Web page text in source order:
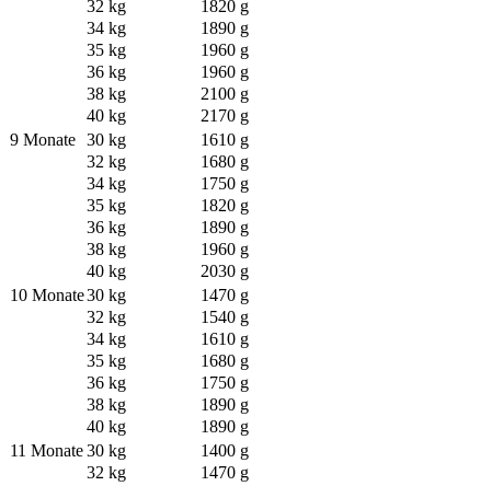
32 kg
1820 g
34 kg
1890 g
35 kg
1960 g
36 kg
1960 g
38 kg
2100 g
40 kg
2170 g
9 Monate 30 kg
1610 g
32 kg
1680 g
34 kg
1750 g
35 kg
1820 g
36 kg
1890 g
38 kg
1960 g
40 kg
2030 g
10 Monate30 kg
1470 g
32 kg
1540 g
34 kg
1610 g
35 kg
1680 g
36 kg
1750 g
38 kg
1890 g
40 kg
1890 g
11 Monate30 kg
1400 g
32 kg
1470 g